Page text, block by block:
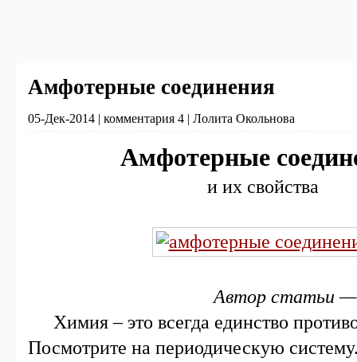
Амфотерные соединения
05-Дек-2014 | комментария 4 | Лолита Окольнова
Амфотерные
и их свойства
Автор статьи
Химия – это всегда единство
Посмотрите на периодическую